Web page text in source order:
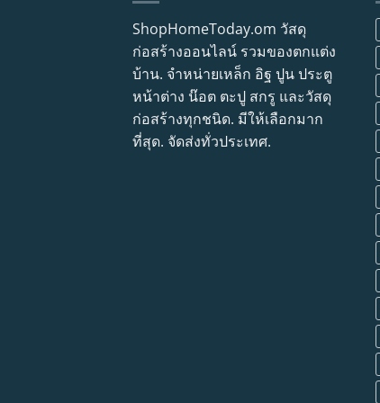
ShopHomeToday.om วัสดุ
ก่อสร้างออนไลน์ รวมของตกแต่ง
บ้าน. จำหน่ายเหล็ก อิฐ ปูน ประตู
หน้าต่าง น๊อต ตะปู สกรู และวัสดุ
ก่อสร้างทุกชนิด. มีให้เลือกมาก
ที่สุด. จัดส่งทั่วประเทศ.